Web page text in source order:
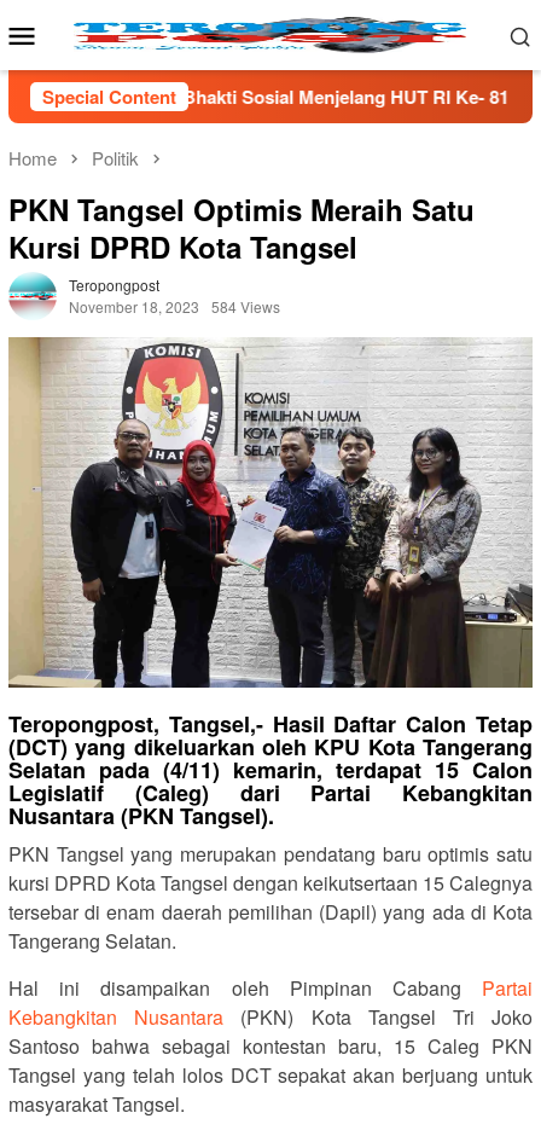
to
Mobile
Menu
Special Content
Menjelang HUT Rl Ke- 81 Di Lampung Selatan
Home Politik
PKN Tangsel Optimis Meraih Satu
Kursi DPRD Kota Tangsel
Teropongpost
November 18, 2023
584 Views
Teropongpost, Tangsel,- Hasil Daftar Calon Tetap
(DCT) yang dikeluarkan oleh KPU Kota Tangerang
Selatan pada (4/11) kemarin, terdapat 15 Calon
Legislatif (Caleg) dari Partai Kebangkitan
Nusantara (PKN Tangsel).
PKN Tangsel yang merupakan pendatang baru optimis satu
kursi DPRD Kota Tangsel dengan keikutsertaan 15 Calegnya
tersebar di enam daerah pemilihan (Dapil) yang ada di Kota
Tangerang Selatan.
Hal ini disampaikan oleh Pimpinan Cabang Partai
Kebangkitan Nusantara (PKN) Kota Tangsel Tri Joko
Santoso bahwa sebagai kontestan baru, 15 Caleg PKN
Tangsel yang telah lolos DCT sepakat akan berjuang untuk
masyarakat Tangsel.